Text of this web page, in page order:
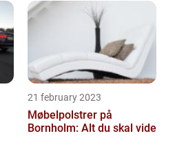
21 february 2023
Møbelpolstrer på
Bornholm: Alt du skal vide